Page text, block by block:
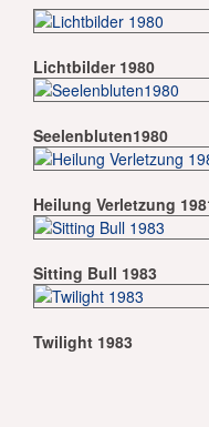
Lichtbilder 1980
Seelenbluten1980
Heilung Verletzung
Sitting Bull 1983
Twilight 1983